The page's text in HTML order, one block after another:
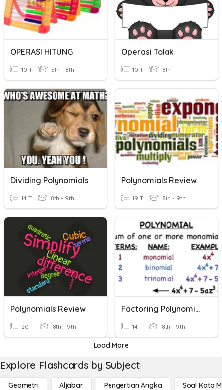
OPERASI HITUNG
10 T 5th - 8th
Operasi Tolak
10 T 8th
Dividing Polynomials
14 T 8th - 9th
Polynomials Review
19 T 8th - 9th
Polynomials Review
20 T 8th - 9th
Factoring Polynomials
14 T 8th - 9th
Load More
Explore Flashcards by Subject
Geometri Aljabar Pengertian Angka Soal Kata